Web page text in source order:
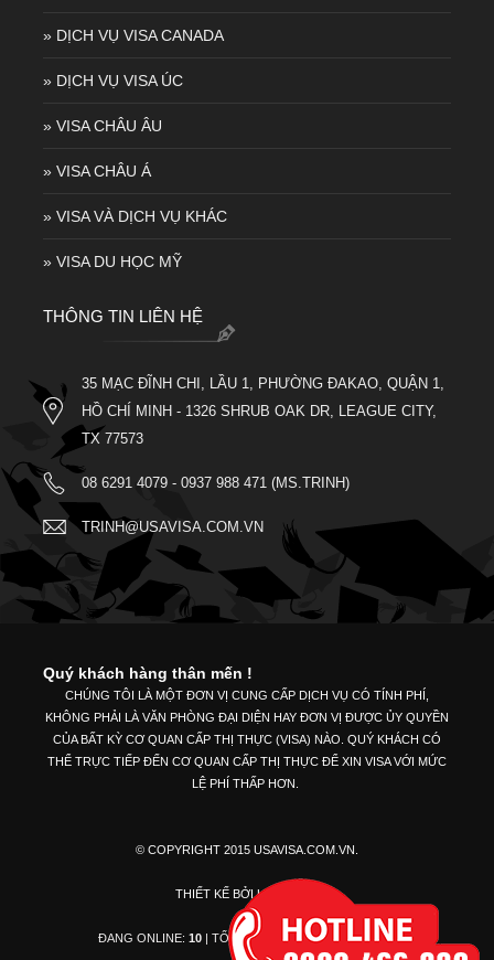
» DỊCH VỤ VISA CANADA
» DỊCH VỤ VISA ÚC
» VISA CHÂU ÂU
» VISA CHÂU Á
» VISA VÀ DỊCH VỤ KHÁC
» VISA DU HỌC MỸ
THÔNG TIN LIÊN HỆ
35 MẠC ĐĨNH CHI, LẦU 1, PHƯỜNG ĐAKAO, QUẬN 1,
HỒ CHÍ MINH - 1326 SHRUB OAK DR, LEAGUE CITY,
TX 77573
08 6291 4079 - 0937 988 471 (MS.TRINH)
TRINH@USAVISA.COM.VN
Quý khách hàng thân mến !
CHÚNG TÔI LÀ MỘT ĐƠN VỊ CUNG CẤP DỊCH VỤ CÓ TÍNH PHÍ,
KHÔNG PHẢI LÀ VĂN PHÒNG ĐẠI DIỆN HAY ĐƠN VỊ ĐƯỢC ỦY QUYỀN
CỦA BẤT KỲ CƠ QUAN CẤP THỊ THỰC (VISA) NÀO. QUÝ KHÁCH CÓ
THỂ TRỰC TIẾP ĐẾN CƠ QUAN CẤP THỊ THỰC ĐỂ XIN VISA VỚI MỨC
LỆ PHÍ THẤP HƠN.
© COPYRIGHT 2015 USAVISA.COM.VN.
THIẾT KẾ BỞIUNIVINET.
ĐANG ONLINE: 10 | TỔNG LƯỢT TRUY CẬP:904669